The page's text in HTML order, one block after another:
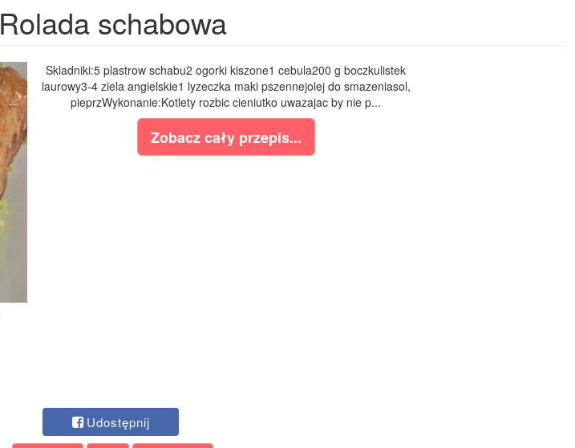
Rolada schabowa
Skladniki:5 plastrow schabu2 ogorki kiszone1 cebula200 g boczkulistek
laurowy3-4 ziela angielskie1 lyzeczka maki pszennejolej do smazeniasol,
pieprzWykonanie:Kotlety rozbic cieniutko uwazajac by nie p...
Zobacz cały przepis...
Udostępnij